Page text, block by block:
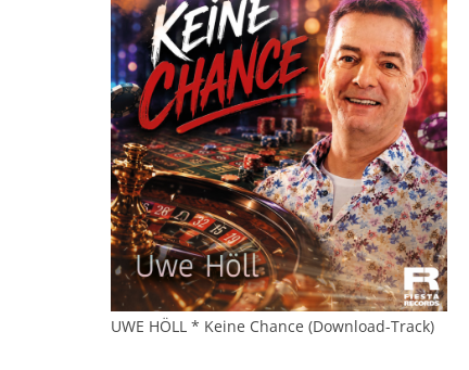
UWE HÖLL * Keine Chance (Download-Track)